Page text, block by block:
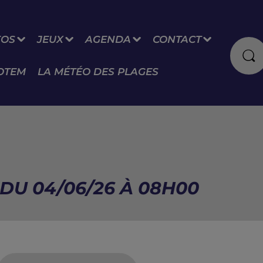
JEUX AGENDA CONTACT
LA MÉTÉO DES PLAGES
04/06/26 À 08H00